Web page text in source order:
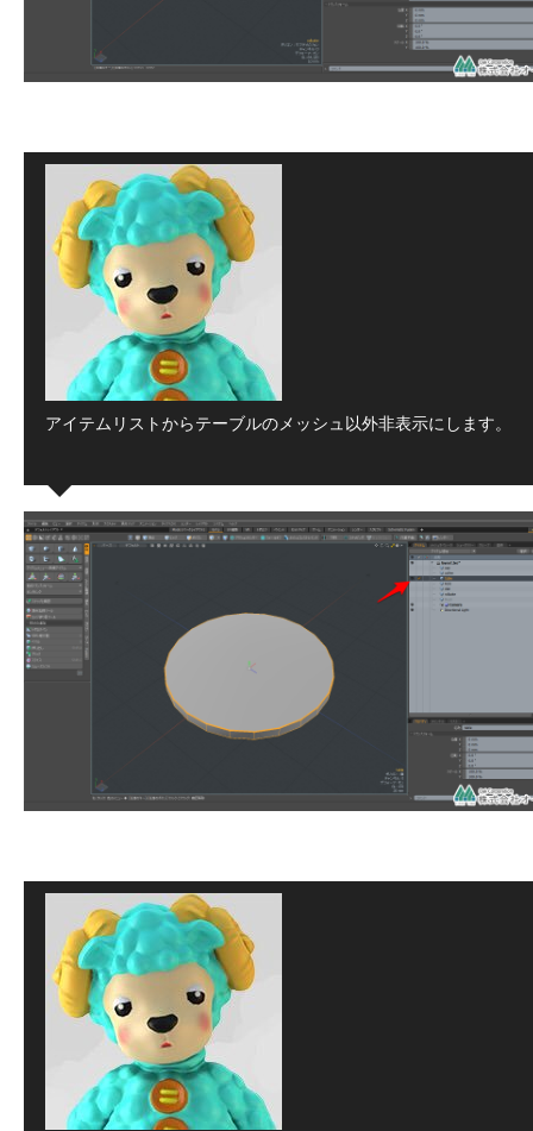
アイテムリストからテーブルのメッシュ以外非表示にします。